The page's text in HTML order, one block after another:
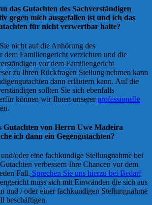
das Gutachten des Sachverständigen
gegen mich ausgefallen ist und ich das
für nicht verwertbar halte?
nicht auf die Anhörung des
dem Familiengericht verzichten und die
vor dem Familiengericht
zu Ihren Rückfragen Stellung nehmen kann
dann erläutern kann. Auf die
sollten Sie sich ebenfalls
können wir Ihnen unsererprofessionelle
Gutachten von Herrn Uwe Madeira
ich dann ein Gegengutachten?
oder eine fachkundige Stellungnahme bei
verbessern Ihre Chancen vor dem
Fall. Sprechen Sie uns hierzu bei Bedarf
muss sich mit Einwänden die sich aus
und / oder einer fachkundigen Stellungnahme
beschäftigen.